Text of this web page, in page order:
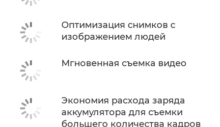
Оптимизация снимков с
изображением людей
Мгновенная съемка видео
Экономия расхода заряда
аккумулятора для съемки
большего количества кадров